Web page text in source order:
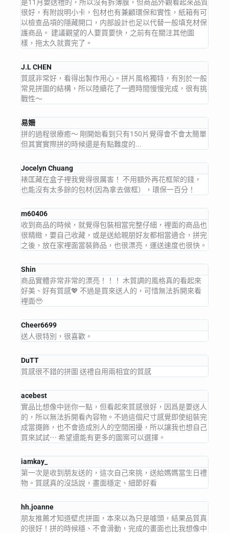
是11月要送禮的，所以沒有拆薄膜，但商品外觀看起來品質
很好，有附說明小卡，包材也有兼顧環保和實性，紙箱有可
以檢查品項的隱藏開口，内部設計也足以代替一般填充材保
護商品。 建議觀望的人要買要快，之前有在關注其他圖
樣，拖太久就賣完了。
J.L CHEN
質感非常好，看得出製作用心。拼片風格獨特，有別於一般
常見拼圖的結構，所以陸續花了一週時間慢慢完成，很有挑
戰性～
易姍
拼的過程很療癒～ 剛開始看到只有150片覺得會不會太簡單
但其實實際拼的時候還是有點難度的...
Jocelyn Chuang
裱匡藏在盒子裡我覺得很厲害！ 不用額外再花框架的錢，
也能沒有太多餘的包材(因為拿去做框），環保一百分！
m60406
收到商品的時候，就覺得包裝相當完整仔細，裡面的商品也
很精緻，要自己收藏，或是送給親朋好友都相當適合，拼完
之後，放在家裡面當裝飾品，也很漂亮，運送速度也很快。
Shin
商品實體非常非常的漂亮！！！ 木質調的風格真的看起來
好美、好有質感💖 不過是買來送人的，可惜無法拆開來看
裡面🥹
Cheer6699
送人很特別，很喜歡。
DuTT
質感很不錯的拼圖 送禮自用兩相宜的質感
acebest
實品比想像中迷你一點，但看起來質感很好，因爲是要送人
的，所以無法拆開看內容物。不過這個尺寸感覺即使組裝完
成當擺飾，也不會造成別人的空間困擾，所以讓我也想自己
買來試試⋯ 希望還能有更多的圖案可以選擇。
iamkay_
第一次是收到朋友送的，這次自己來挑，送給媽媽當生日禮
物。質感真的沒話說，畫面穩定、細節好看
hh.joanne
朋友推薦才知道壁虎拼圖，本來以為只是噱頭，結果品質真
的很好！拼的時候穩、不會滑動，完成的畫面也比我想像中